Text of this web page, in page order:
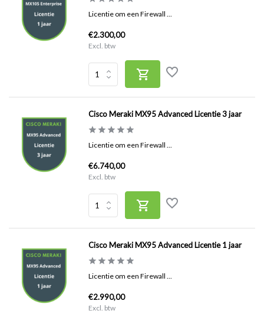
Licentie om een Firewall ...
€2.300,00
Excl. btw
Cisco Meraki MX95 Advanced Licentie 3 jaar
Licentie om een Firewall ...
€6.740,00
Excl. btw
Cisco Meraki MX95 Advanced Licentie 1 jaar
Licentie om een Firewall ...
€2.990,00
Excl. btw